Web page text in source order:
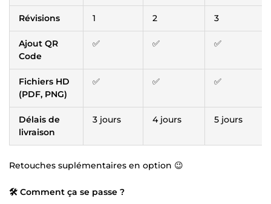
Révisions 1 2 3
Ajout QR
Code
✅ ✅ ✅
Fichiers HD
(PDF, PNG)
✅ ✅ ✅
Délais de
livraison
3 jours 4 jours 5 jours
Retouches suplémentaires en option 😉
🛠️ Comment ça se passe ?